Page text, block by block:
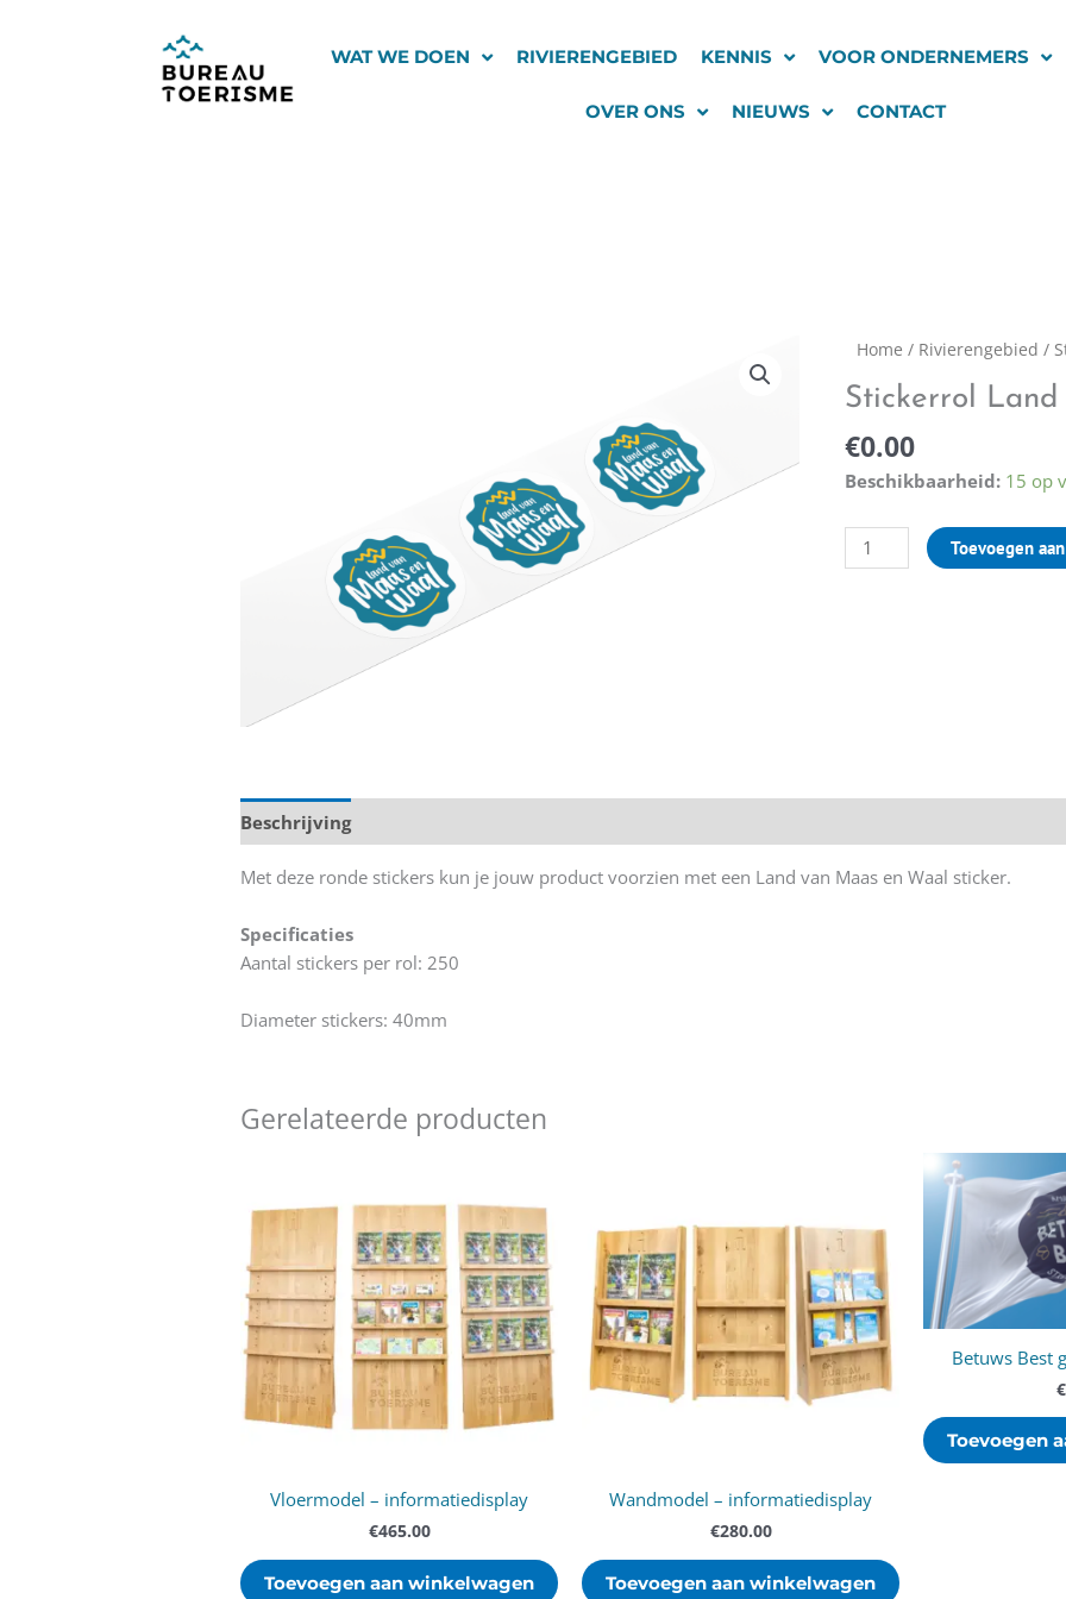
WAT WE DOEN RIVIERENGEBIED KENNIS VOOR ONDERNEMERS
OVER ONS NIEUWS CONTACT
Home / Rivierengebied /
Stickerrol
€0.00
Beschikbaarheid: 15 op
Stickerrol
van
Maas
en
Waal
Toevoegen
Beschrijving
Met deze ronde stickers kun je jouw product voorzien met een Land van Maas en Waal sticker.
Specificaties
Aantal stickers per rol: 250
Diameter stickers: 40mm
Gerelateerde producten
Vloermodel – informatiedisplay
€465.00
Toevoegen aan winkelwagen
Wandmodel – informatiedisplay
€280.00
Toevoegen aan winkelwagen
Betuws Best
€
Toevoegen